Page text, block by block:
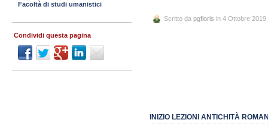
Scritto da pgfloris in 4 Ottobre 2019
INIZIO LEZIONI ANTICHITÀ
Facoltà di studi umanistici
Condividi questa pagina